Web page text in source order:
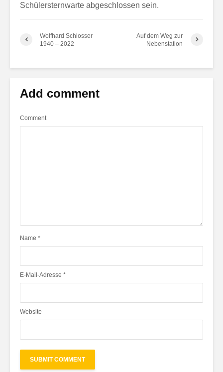
Schülersternwarte abgeschlossen sein.
Wolfhard Schlosser
1940 – 2022
Auf dem Weg zur
Nebenstation
Add comment
Comment
Name *
E-Mail-Adresse *
Website